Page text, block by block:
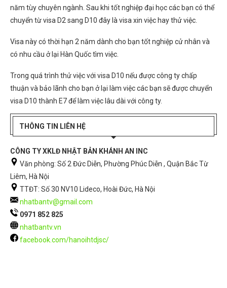
năm tùy chuyên ngành. Sau khi tốt nghiệp đại học các bạn có thể
chuyển từ visa D2 sang D10 đây là visa xin việc hay thử việc.
Visa này có thời hạn 2 năm dành cho bạn tốt nghiệp cử nhân và
có nhu cầu ở lại Hàn Quốc tìm việc.
Trong quá trình thử việc với visa D10 nếu được công ty chấp
thuận và bảo lãnh cho bạn ở lại làm việc các bạn sẽ được chuyển
visa D10 thành E7 để làm việc lâu dài với công ty.
THÔNG TIN LIÊN HỆ
CÔNG TY XKLĐ NHẬT BẢN KHÁNH AN INC
Văn phòng: Số 2 Đức Diễn, Phường Phúc Diễn , Quận Bắc Từ
Liêm, Hà Nội
TTĐT: Số 30 NV10 Lideco, Hoài Đức, Hà Nội
nhatbantv@gmail.com
0971 852 825
nhatbantv.vn
facebook.com/hanoihtdjsc/